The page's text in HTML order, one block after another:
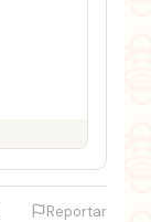
Reportar